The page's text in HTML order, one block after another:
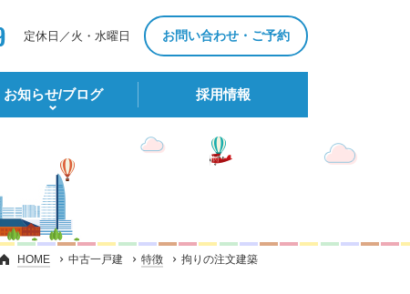
定休日／火・水曜日 お問い合わせ・ご予約
お知らせ/ブログ 採⽤情報
HOME 中古一戸建 特徴 拘りの注文建築